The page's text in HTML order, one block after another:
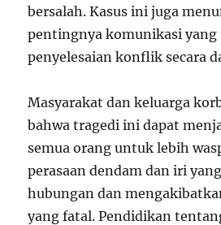
bersalah. Kasus ini juga
pentingnya komunikasi yang
penyelesaian konflik secara
Masyarakat dan keluarga
bahwa tragedi ini dapat
semua orang untuk lebih
perasaan dendam dan iri
hubungan dan
yang fatal. Pendidikan